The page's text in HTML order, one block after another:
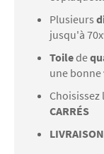
Plusieurs
jusqu'à
Toilede
une bonne
Choisissez
CARRÉS